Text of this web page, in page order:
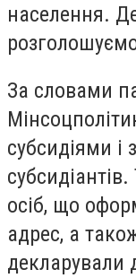
населення.
За словами
субсидіями і
осіб, що
адрес, а
декларували